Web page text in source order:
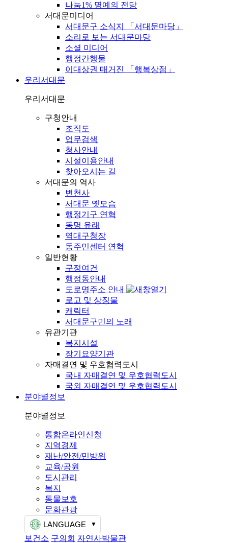
나눔1% 명예의 전당
서대문미디어
서대문구 소식지 「서대문마당」
소리로 보는 서대문마당
소셜 미디어
행정간행물
이대상권 매거진 「행복상점」
우리서대문
우리서대문
구청안내
조직도
업무검색
청사안내
시설이용안내
찾아오시는 길
서대문의 역사
변천사
서대문 옛모습
행정기구 연혁
동명 유래
역대구청장
동주민센터 연혁
일반현황
구정여건
행정동안내
도로명주소 안내
로고 및 상징물
캐릭터
서대문구민의 노래
유관기관
복지시설
장기요양기관
자매결연 및 우호협력도시
국내 자매결연 및 우호협력도시
국외 자매결연 및 우호협력도시
분야별정보
분야별정보
통합온라인신청
지역경제
재난/안전/민방위
교육/공원
도시관리
복지
동물보호
문화관광
LANGUAGE
보건소 구의회 자연사박물관